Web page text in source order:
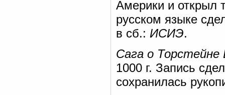
Америки и открыл
русском языке
в сб.: ИСИЭ.
Сага о
1000 г. Запись
сохранилась